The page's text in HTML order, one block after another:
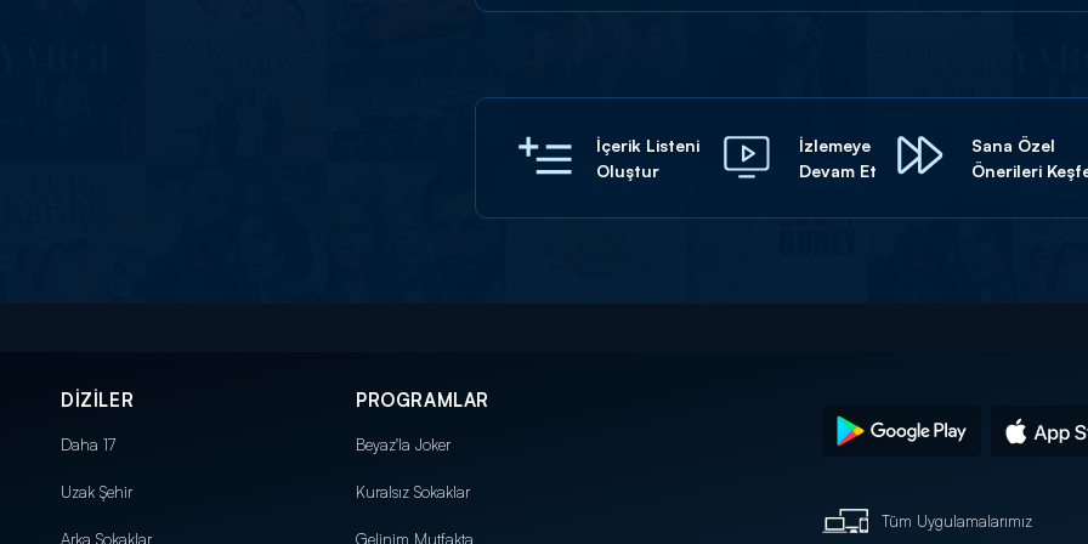
İçerik Listeni
Oluştur
İzlemeye
Devam Et
Sana Özel
Önerileri
DİZİLER
Daha 17
Uzak Şehir
Arka Sokaklar
PROGRAMLAR
Beyaz'la Joker
Kuralsız Sokaklar
Gelinim Mutfakta
Tüm Uygulamalarımız